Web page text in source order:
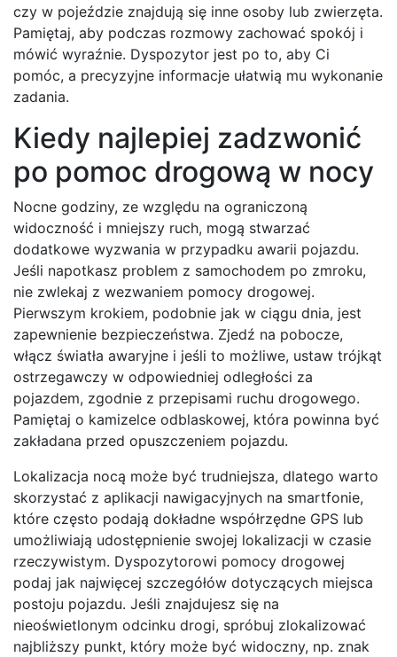
czy w pojeździe znajdują się inne osoby lub zwierzęta.
Pamiętaj, aby podczas rozmowy zachować spokój i
mówić wyraźnie. Dyspozytor jest po to, aby Ci
pomóc, a precyzyjne informacje ułatwią mu wykonanie
zadania.
Kiedy najlepiej zadzwonić
po pomoc drogową w nocy
Nocne godziny, ze względu na ograniczoną
widoczność i mniejszy ruch, mogą stwarzać
dodatkowe wyzwania w przypadku awarii pojazdu.
Jeśli napotkasz problem z samochodem po zmroku,
nie zwlekaj z wezwaniem pomocy drogowej.
Pierwszym krokiem, podobnie jak w ciągu dnia, jest
zapewnienie bezpieczeństwa. Zjedź na pobocze,
włącz światła awaryjne i jeśli to możliwe, ustaw trójkąt
ostrzegawczy w odpowiedniej odległości za
pojazdem, zgodnie z przepisami ruchu drogowego.
Pamiętaj o kamizelce odblaskowej, która powinna być
zakładana przed opuszczeniem pojazdu.
Lokalizacja nocą może być trudniejsza, dlatego warto
skorzystać z aplikacji nawigacyjnych na smartfonie,
które często podają dokładne współrzędne GPS lub
umożliwiają udostępnienie swojej lokalizacji w czasie
rzeczywistym. Dyspozytorowi pomocy drogowej
podaj jak najwięcej szczegółów dotyczących miejsca
postoju pojazdu. Jeśli znajdujesz się na
nieoświetlonym odcinku drogi, spróbuj zlokalizować
najbliższy punkt, który może być widoczny, np. znak